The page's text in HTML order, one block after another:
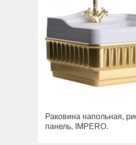
Раковина напольная,
панель, IMPERO.